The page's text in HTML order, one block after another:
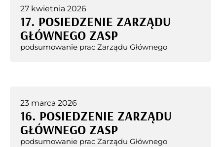
27 kwietnia 2026
17. POSIEDZENIE ZARZĄDU
GŁÓWNEGO ZASP
podsumowanie prac Zarządu Głównego
23 marca 2026
16. POSIEDZENIE ZARZĄDU
GŁÓWNEGO ZASP
podsumowanie prac Zarządu Głównego